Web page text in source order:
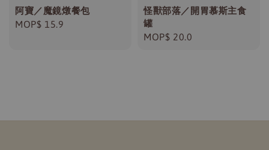
阿寶／魔鏡燉餐包
Regular
MOP$ 15.9
怪獸部落／開胃慕斯主食
罐
Regular
MOP$ 20.0